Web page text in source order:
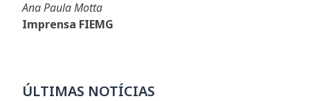
Ana Paula Motta
Imprensa FIEMG
ÚLTIMAS NOTÍCIAS